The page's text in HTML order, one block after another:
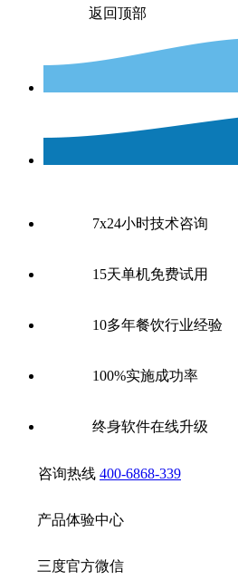
返回顶部
7x24小时技术咨询
15天单机免费试用
10多年餐饮行业经验
100%实施成功率
终身软件在线升级
咨询热线 400-6868-339
产品体验中心
三度官方微信